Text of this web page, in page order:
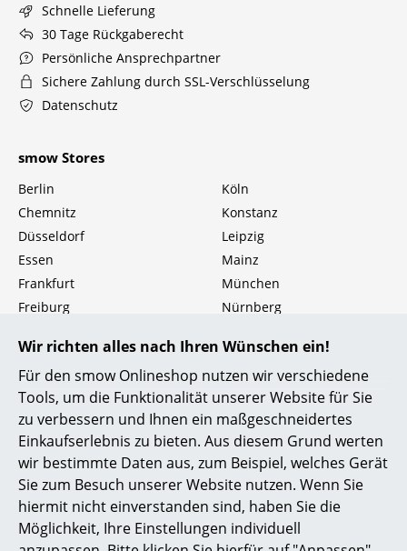
Wir richten alles nach Ihren Wünschen ein!
Für den smow Onlineshop nutzen wir verschiedene
Tools, um die Funktionalität unserer Website für Sie
zu verbessern und Ihnen ein maßgeschneidertes
Einkaufserlebnis zu bieten. Aus diesem Grund werten
wir bestimmte Daten aus, zum Beispiel, welches Gerät
Sie zum Besuch unserer Website nutzen. Wenn Sie
hiermit nicht einverstanden sind, haben Sie die
Möglichkeit, Ihre Einstellungen individuell
Stehtische & Stehpulte
Kindertische
Gartentische
Einzelteile
... alle Tische
Aufbewahren
Regale & Schränke
Bücherregale
Wandregale
Sideboards & Kommoden
TV Möbel
Beistell- & Rollcontainer
Barmöbel
Garderoben
Schnelle Lieferung
30 Tage Rückgaberecht
Persönliche Ansprechpartner
Sichere Zahlung durch SSL-Verschlüsselung
Datenschutz
smow Stores
Berlin
Chemnitz
Düsseldorf
Essen
Frankfurt
Freiburg
Hannover
Kempten
Köln
Konstanz
Leipzig
Mainz
München
Nürnberg
Solothurn
Stuttgart
smow
Über uns
Jobs bei smow
Arbeiten bei smow
smow vor Ort
Referenzen